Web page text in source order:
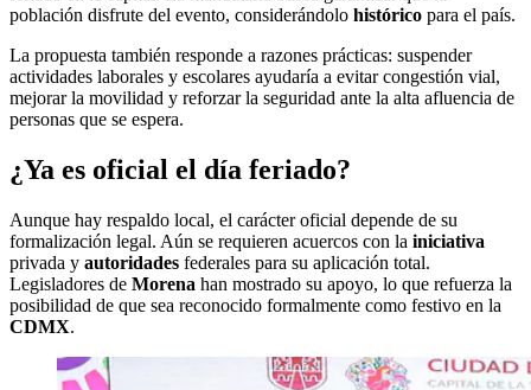
población disfrute del evento, considerándolo histórico para el país.
La propuesta también responde a razones prácticas: suspender
actividades laborales y escolares ayudaría a evitar congestión vial,
mejorar la movilidad y reforzar la seguridad ante la alta afluencia de
personas que se espera.
¿Ya es oficial el día feriado?
Aunque hay respaldo local, el carácter oficial depende de su
formalización legal. Aún se requieren acuercos con la iniciativa
privada y autoridades federales para su aplicación total.
Legisladores de Morena han mostrado su apoyo, lo que refuerza la
posibilidad de que sea reconocido formalmente como festivo en la
CDMX.